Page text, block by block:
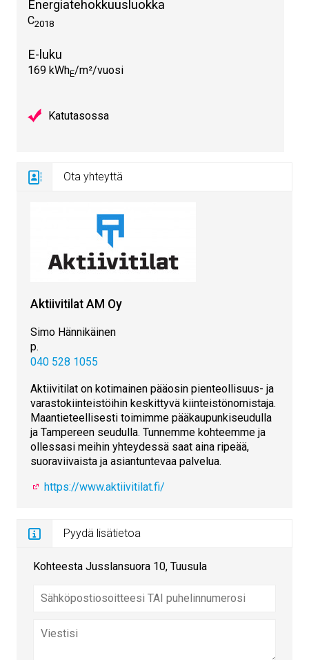
Energiatehokkuusluokka
C2018
E-luku
169 kWhE/m²/vuosi
Katutasossa
Ota yhteyttä
Aktiivitilat AM Oy
Simo Hännikäinen
p.
040 528 1055
Aktiivitilat on kotimainen pääosin pienteollisuus- ja
varastokiinteistöihin keskittyvä kiinteistönomistaja.
Maantieteellisesti toimimme pääkaupunkiseudulla
ja Tampereen seudulla. Tunnemme kohteemme ja
ollessasi meihin yhteydessä saat aina ripeää,
suoraviivaista ja asiantuntevaa palvelua.
https://www.aktiivitilat.fi/
Pyydä lisätietoa
Kohteesta Jusslansuora 10, Tuusula